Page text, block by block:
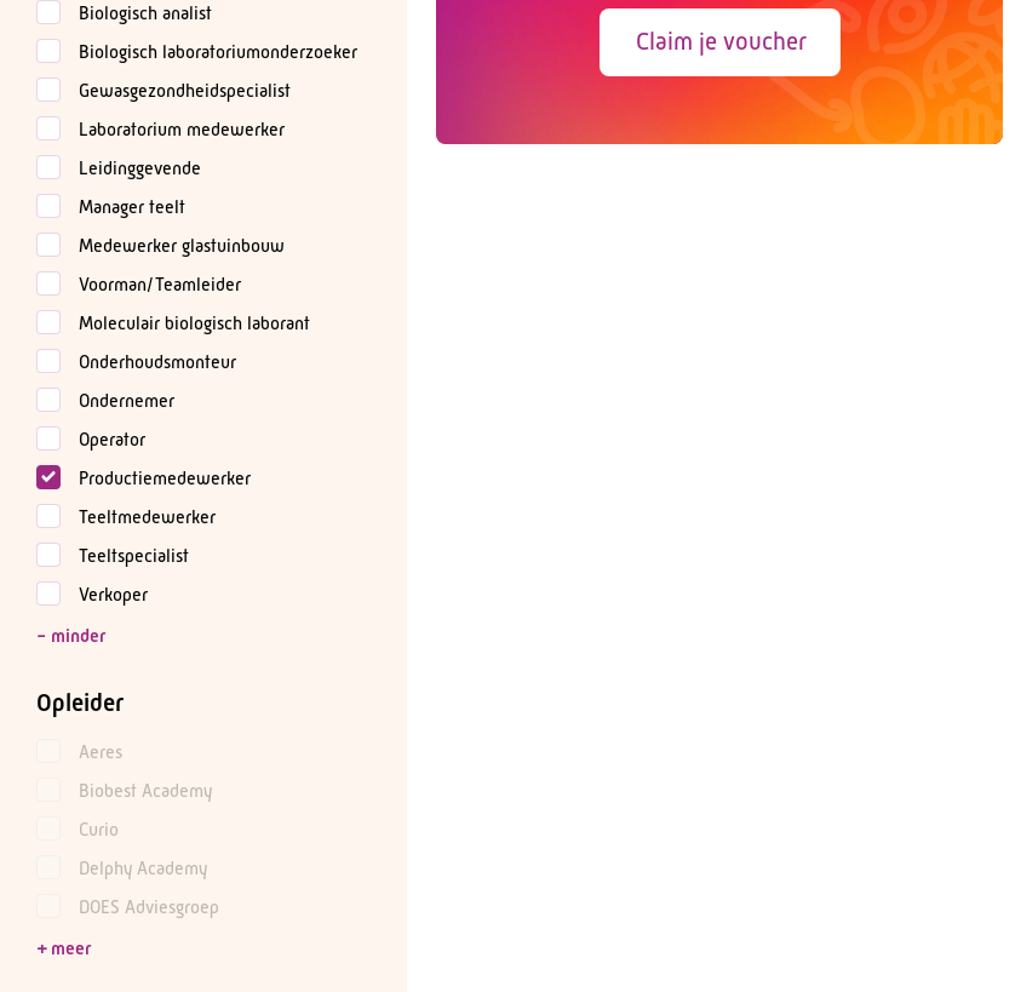
Biologisch analist
Biologisch laboratoriumonderzoeker
Gewasgezondheidspecialist
Laboratorium medewerker
Leidinggevende
Manager teelt
Medewerker glastuinbouw
Voorman/Teamleider
Moleculair biologisch laborant
Onderhoudsmonteur
Ondernemer
Operator
Productiemedewerker
Teeltmedewerker
Teeltspecialist
Verkoper
Opleider
Aeres
Biobest Academy
Curio
Delphy Academy
DOES Adviesgroep
Claim je voucher